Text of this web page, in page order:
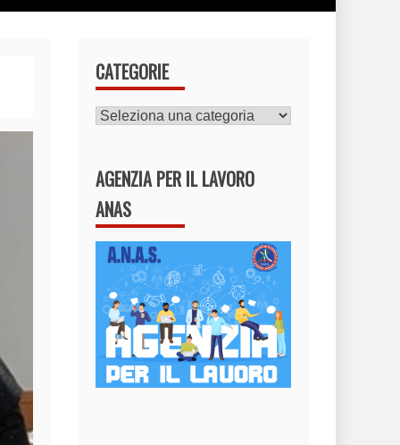
CATEGORIE
CATEGORIE
AGENZIA PER IL LAVORO
ANAS